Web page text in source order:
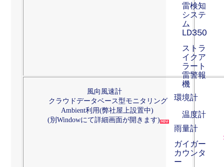
風向風速計
クラウドデータベース型モニタリング
Ambient利用(弊社屋上設置中)
(別Windowにて詳細画面が開きます)
雷検知
システ
ム
LD350
ストラ
イクア
ラート
雷警報
機
環境計
温度計
雨量計
ガイガー
カウンタ
ー